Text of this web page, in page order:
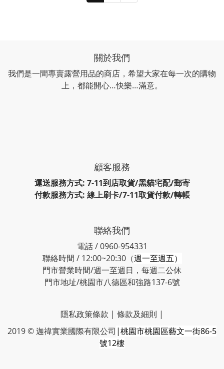
關於我們
我們是一間專賣露營用品的商店，希望大家在每一次的購物
上，都能開心…快樂…滿意。
顧客服務
運送服務方式: 7-11到店取貨/黑貓宅配/郵寄
付款服務方式: 線上刷卡/7-11取貨付款/轉帳
聯絡我們
電話 / 0960-954331
聯絡時間 / 12:00~20:30（週一至週五）
門市營業時間/週一至週日，每週二公休
門市地址/桃園市八德區和強路137-6號
隱私政策條款 | 條款及細則 |
2019 © 迦禕實業國際有限公司 |桃園市桃園區藝文一街86-5
號12樓